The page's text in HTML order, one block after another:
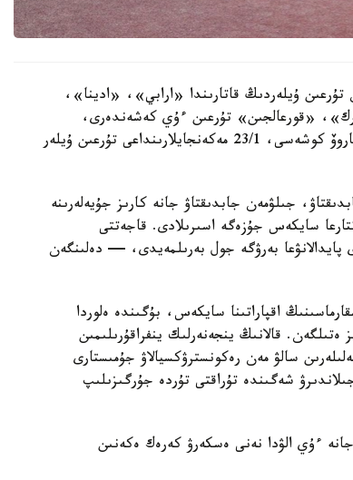
ۇيلەردىڭ قاتارىندا «ارابي»، «ادينا»،
«قورعالجىن» تۇرعىن ءۇي كەشەندەرى،
سونداي-اق ە-496 كوشەسىندەگى 10, 10/1, 10/3 جانە وماروۆ كوشەسى، 23/1 مەكەنجايلارىنداعى تۇرعىن ۇيلەر
جىلۋمەن جابدىقتاۋ جانە كارىز جۇيەلەرىنە
سايكەس جۇزەگە اسىرىلادى. قاجەتتى
پايدالانۋعا بەرۋگە جول بەرىلمەيدى، — دەلىنگەن
اقپاراتىنا سايكەس، بۇگىندە ەلوردا
اۋىزسۋمەن 100 پايىز قامتاماسىز ەتىلگەن. قالانىڭ ينجەنەرلىك ينفراقۇرىلىمىن
سالۋ مەن رەكونسترۋكسيالاۋ جۇمىستارى
شەگىندە تۇراقتى تۇردە جۇرگىزىلىپ
ءۇي الۋدا نەنى ەسكەرۋ كەرەك ەكەنىن